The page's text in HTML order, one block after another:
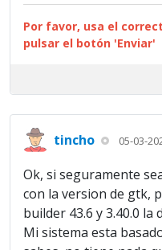
Por favor, usa el
pulsar el botón 'Enviar'
tincho 05-03-
Ok, si seguramente
con la version de gtk,
builder 43.6 y 3.40.0 la
Mi sistema esta